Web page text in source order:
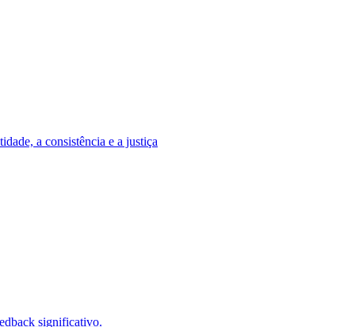
a consistência e a justiça
significativo.